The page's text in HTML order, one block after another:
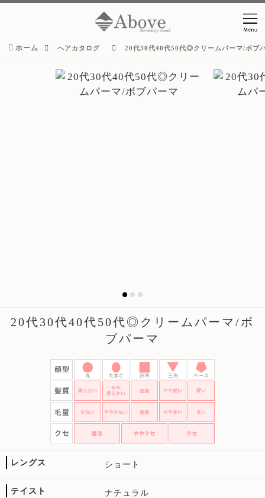
ホーム ヘアカタログ 20代30代40代50代◎クリームパーマ/ボブ
20代30代40代50代◎クリームパーマ/ボ
ブパーマ
レングス ショート
テイスト ナチュラル